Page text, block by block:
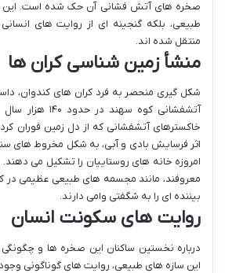
صخره های آتش فشانی آن حک شده است. این
طبیعی، بلکه گنجینه ای از روایت های
منتقل شده اند.
منشأ زمین شناسی کران ها
شکل گیری منحصر به فرد کران های کندوان،
آتشفشانی کوه
خاکسترهای آتشفشانی که از دل زمین فوران
اثر فرسایش بادی و آبی، به شکل مخروط های
امروزه خانه های روستاییان را تشکیل می
معروفند، مانند مجسمه های طبیعی عظیمی در
بیننده ای را به شگفتی وامی دارند.
روایت های سکونت انسان
درباره نخستین ساکنان این صخره ها و
این سازه های طبیعی، روایت های گوناگونی